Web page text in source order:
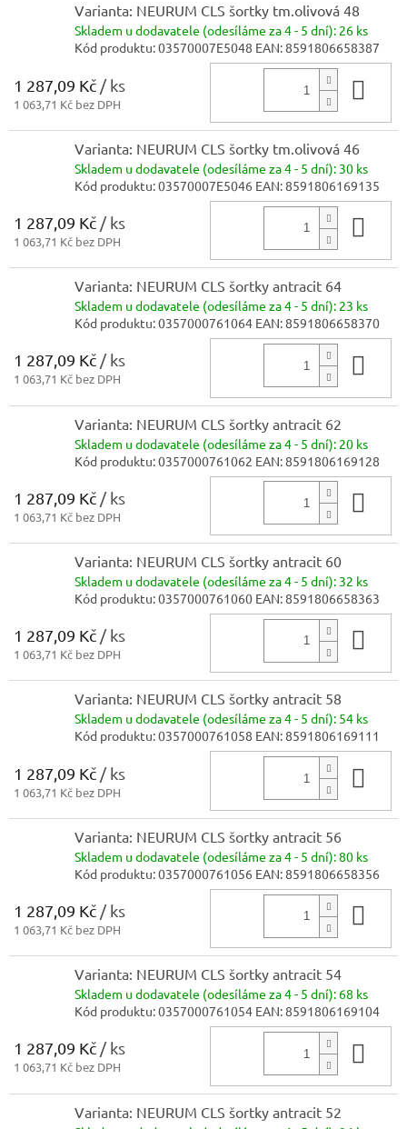
Varianta: NEURUM CLS šortky tm.olivová 48
Skladem u dodavatele (odesíláme za 4 - 5 dní): 26 ks
Kód produktu:03570007E5048 EAN:8591806658387
1 287,09 Kč / ks
1 063,71 Kč bez DPH
Varianta: NEURUM CLS šortky tm.olivová 46
Skladem u dodavatele (odesíláme za 4 - 5 dní): 30 ks
Kód produktu:03570007E5046 EAN:8591806169135
1 287,09 Kč / ks
1 063,71 Kč bez DPH
Varianta: NEURUM CLS šortky antracit 64
Skladem u dodavatele (odesíláme za 4 - 5 dní): 23 ks
Kód produktu:0357000761064 EAN:8591806658370
1 287,09 Kč / ks
1 063,71 Kč bez DPH
Varianta: NEURUM CLS šortky antracit 62
Skladem u dodavatele (odesíláme za 4 - 5 dní): 20 ks
Kód produktu:0357000761062 EAN:8591806169128
1 287,09 Kč / ks
1 063,71 Kč bez DPH
Varianta: NEURUM CLS šortky antracit 60
Skladem u dodavatele (odesíláme za 4 - 5 dní): 32 ks
Kód produktu:0357000761060 EAN:8591806658363
1 287,09 Kč / ks
1 063,71 Kč bez DPH
Varianta: NEURUM CLS šortky antracit 58
Skladem u dodavatele (odesíláme za 4 - 5 dní): 54 ks
Kód produktu:0357000761058 EAN:8591806169111
1 287,09 Kč / ks
1 063,71 Kč bez DPH
Varianta: NEURUM CLS šortky antracit 56
Skladem u dodavatele (odesíláme za 4 - 5 dní):80 ks
Kód produktu:0357000761056 EAN:8591806658356
1 287,09 Kč / ks
1 063,71 Kč bez DPH
Varianta: NEURUM CLS šortky antracit 54
Skladem u dodavatele (odesíláme za 4 - 5 dní): 68 ks
Kód produktu:0357000761054 EAN:8591806169104
1 287,09 Kč / ks
1 063,71 Kč bez DPH
Varianta: NEURUM CLS šortky antracit 52